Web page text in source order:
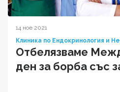
14 ное 2021
Клиника по Ендокринология и
Отбелязваме
ден за борба със